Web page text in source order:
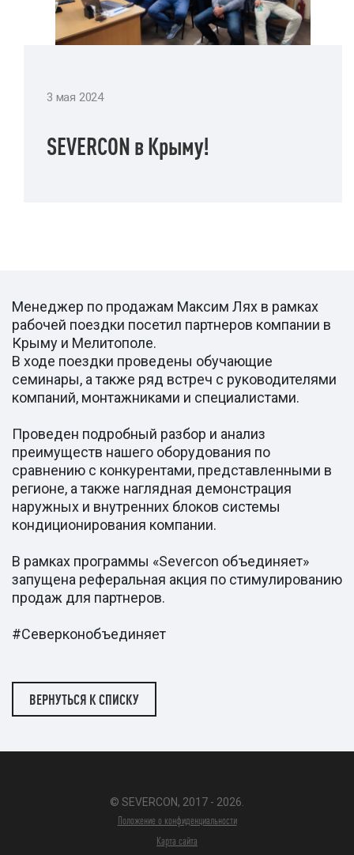
3 мая 2024
SEVERCON в Крыму!
Менеджер по продажам Максим Лях в рамках
рабочей поездки посетил партнеров компании в
Крыму и Мелитополе.
В ходе поездки проведены обучающие
семинары, а также ряд встреч с руководителями
компаний, монтажниками и специалистами.
Проведен подробный разбор и анализ
преимуществ нашего оборудования по
сравнению с конкурентами, представленными в
регионе, а также наглядная демонстрация
наружных и внутренних блоков системы
кондиционирования компании.
В рамках программы «Severcon объединяет»
запущена реферальная акция по стимулированию
продаж для партнеров.
#Северконобъединяет
ВЕРНУТЬСЯ К СПИСКУ
© SEVERCON, 2017 - 2026.
Положение о конфиденциальности
Карта сайта